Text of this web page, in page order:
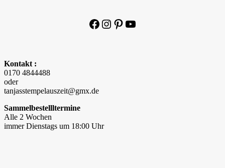
Facebook
Instagram
Pinterest
YouTube
Kontakt :
0170 4844488
oder
tanjasstempelauszeit@gmx.de
Sammelbestellltermine
Alle 2 Wochen
immer Dienstags um 18:00 Uhr